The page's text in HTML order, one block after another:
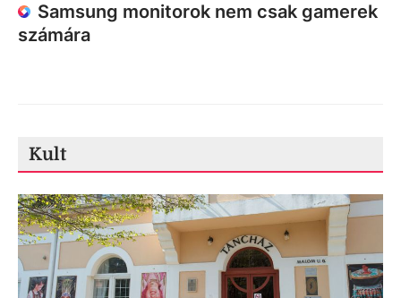
Samsung monitorok nem csak gamerek
számára
Kult